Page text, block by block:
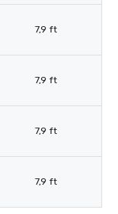
7,9 ft
7,9 ft
7,9 ft
7,9 ft